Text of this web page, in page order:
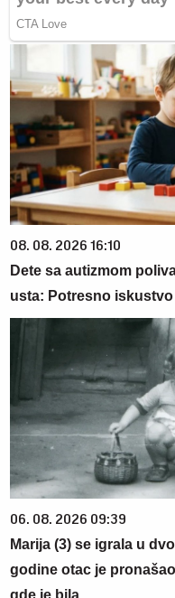
08. 08. 2026 16:10
Dete sa autizmom
usta: Potresno iskustvo
06. 08. 2026 09:39
Marija (3) se igrala u
godine otac je